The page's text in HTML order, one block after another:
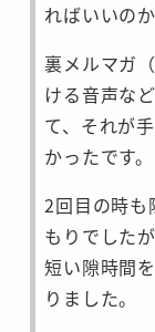
ればいいの
裏メルマガ
ける音声な
て、それが
かったです。
2回目の時も
もりでした
短い隙時間
りました。